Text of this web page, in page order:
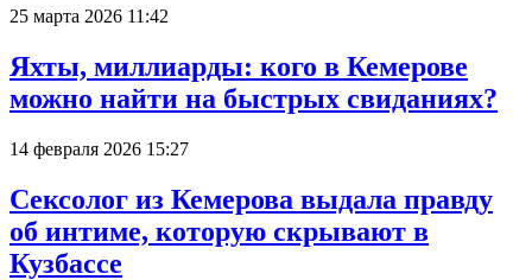
25 марта 2026 11:42
Яхты, миллиарды: кого в Кемерове
можно найти на быстрых свиданиях?
14 февраля 2026 15:27
Сексолог из Кемерова выдала правду
об интиме, которую скрывают в
Кузбассе